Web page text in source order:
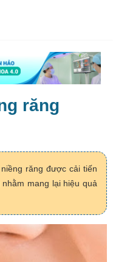
răng
răng được cải tiến
mang lại hiệu quả